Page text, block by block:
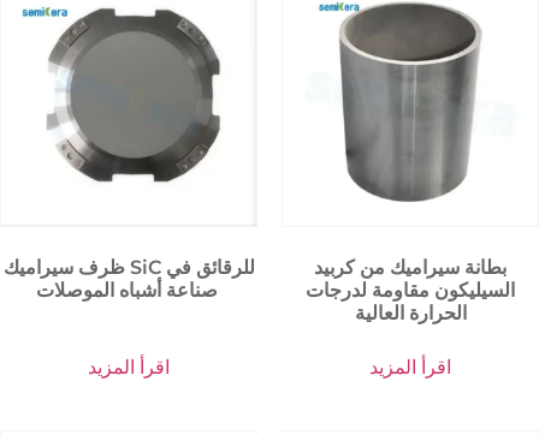
ظرف سيراميك SiC للرقائق في
اقرأ المزيد
بطانة سيراميك من كربيد
السيليكون مقاومة لدرجات
الحرارة العالية
اقرأ المزيد